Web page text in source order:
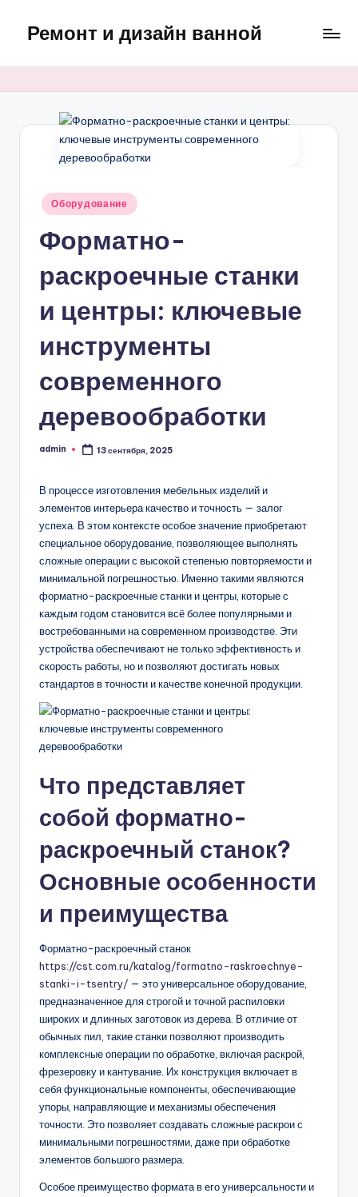
Перейти
содержимому
Ремонт и дизайн ванной
практичные
интерьерные
ванной
Опубликовано
Оборудование
Форматно-
раскроечные станки
и центры: ключевые
инструменты
современного
деревообработки
Запись
admin 13 сентября, 2025
В процессе изготовления мебельных изделий и
элементов интерьера качество и точность — залог
успеха. В этом контексте особое значение приобретают
специальное оборудование, позволяющее выполнять
сложные операции с высокой степенью повторяемости и
минимальной погрешностью. Именно такими являются
форматно-раскроечные станки и центры, которые с
каждым годом становится всё более популярными и
востребованными на современном производстве. Эти
устройства обеспечивают не только эффективность и
скорость работы, но и позволяют достигать новых
стандартов в точности и качестве конечной продукции.
Что представляет
собой форматно-
раскроечный станок?
Основные особенности
и преимущества
Форматно-раскроечный станок
https://cst.com.ru/katalog/formatno-raskroechnye-
stanki-i-tsentry/ — это универсальное оборудование,
предназначенное для строгой и точной распиловки
широких и длинных заготовок из дерева. В отличие от
обычных пил, такие станки позволяют производить
комплексные операции по обработке, включая раскрой,
фрезеровку и кантувание. Их конструкция включает в
себя функциональные компоненты, обеспечивающие
упоры, направляющие и механизмы обеспечения
точности. Это позволяет создавать сложные раскрои с
минимальными погрешностями, даже при обработке
элементов большого размера.
Особое преимущество формата в его универсальности и